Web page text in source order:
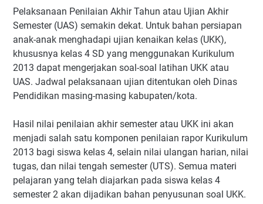
Pelaksanaan Penilaian Akhir Tahun atau Ujian Akhir
Semester (UAS) semakin dekat. Untuk bahan persiapan
anak-anak menghadapi ujian kenaikan kelas (UKK),
khususnya kelas 4 SD yang menggunakan Kurikulum
2013 dapat mengerjakan soal-soal latihan UKK atau
UAS. Jadwal pelaksanaan ujian ditentukan oleh Dinas
Pendidikan masing-masing kabupaten/kota.
Hasil nilai penilaian akhir semester atau UKK ini akan
menjadi salah satu komponen penilaian rapor Kurikulum
2013 bagi siswa kelas 4, selain nilai ulangan harian, nilai
tugas, dan nilai tengah semester (UTS). Semua materi
pelajaran yang telah diajarkan pada siswa kelas 4
semester 2 akan dijadikan bahan penyusunan soal UKK.